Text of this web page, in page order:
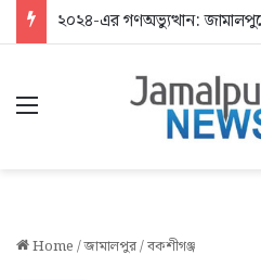
২০২৪-এর গণঅভ্যুত্থান:
Menu
Home/জামালপুর/বকশীগঞ্জ